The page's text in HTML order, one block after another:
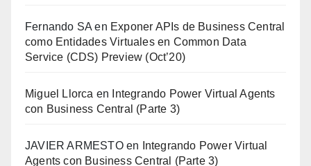
Fernando SA en Exponer APIs de Business Central
como Entidades Virtuales en Common Data
Service (CDS) Preview (Oct’20)
Miguel Llorca en
Integrando Power Virtual Agents
con Business Central (Parte 3)
JAVIER ARMESTOen
Integrando Power Virtual
Agents con Business Central (Parte 3)